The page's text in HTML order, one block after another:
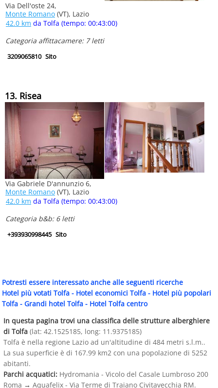
Via Dell'oste 24,
Monte Romano (VT), Lazio
42.0 km da Tolfa (tempo: 00:43:00)
Categoria affittacamere: 7 letti
3209065810 Sito
13. Risea
Via Gabriele D'annunzio 6,
Monte Romano (VT), Lazio
42.0 km da Tolfa (tempo: 00:43:00)
Categoria b&b: 6 letti
+393930998445 Sito
Potresti essere interessato anche alle seguenti ricerche
Hotel più votati Tolfa - Hotel economici Tolfa - Hotel più popolari
Tolfa - Grandi hotel Tolfa - Hotel Tolfa centro
In questa pagina trovi una classifica delle strutture alberghiere
di Tolfa (lat: 42.1525185, long: 11.9375185)
Tolfa è nella regione Lazio ad un'altitudine di 484 metri s.l.m..
La sua superficie è di 167.99 km2 con una popolazione di 5252
abitanti.
Parchi acquatici: Hydromania - Vicolo del Casale Lumbroso 200
Roma → Aquafelix - Via Terme di Traiano Civitavecchia RM.